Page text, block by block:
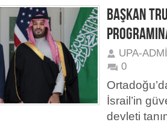
BAŞKAN
UPA-
0
İsrail’in
devleti